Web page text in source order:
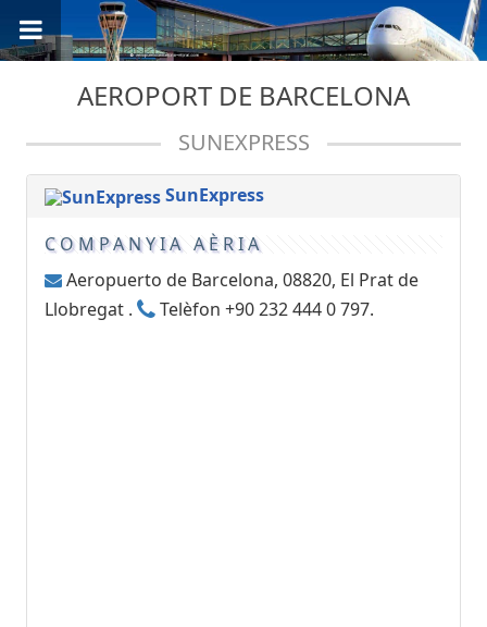
AEROPORT DE BARCELONA
SUNEXPRESS
SunExpress
COMPANYIA AÈRIA
Aeropuerto de Barcelona, 08820, El Prat de
Llobregat .
Telèfon +90 232 444 0 797.